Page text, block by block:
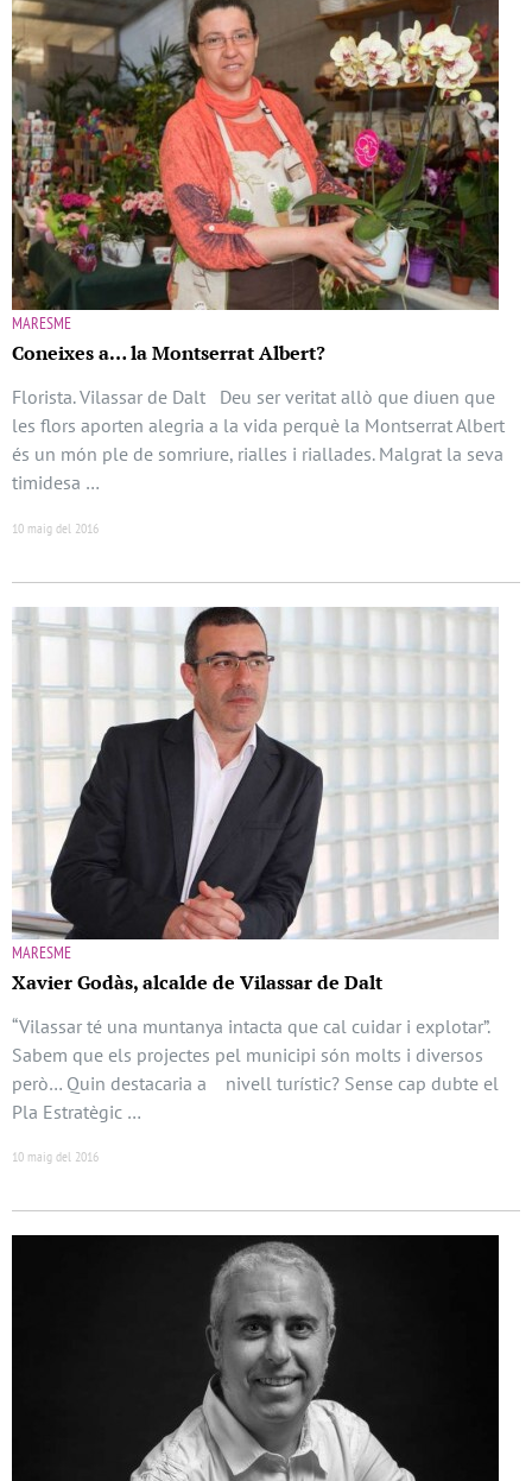
MARESME
Coneixes a… la Montserrat Albert?
Florista. Vilassar de Dalt Deu ser veritat allò que diuen que
les flors aporten alegria a la vida perquè la Montserrat Albert
és un món ple de somriure, rialles i riallades. Malgrat la seva
timidesa …
10 maig del 2016
MARESME
Xavier Godàs, alcalde de Vilassar de Dalt
“Vilassar té una muntanya intacta que cal cuidar i explotar”.
Sabem que els projectes pel municipi són molts i diversos
però… Quin destacaria a nivell turístic? Sense cap dubte el
Pla Estratègic …
10 maig del 2016